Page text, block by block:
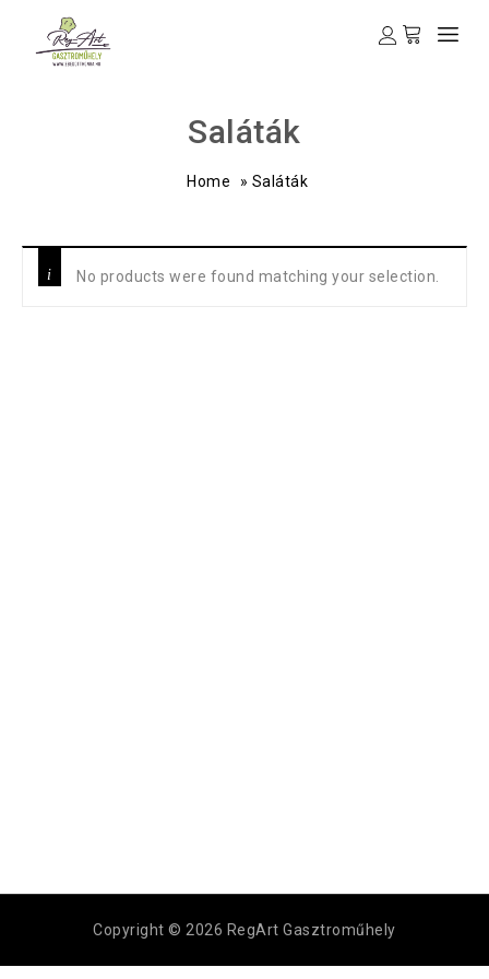
Saláták
Home » Saláták
No products were found matching your selection.
Copyright © 2026 RegArt Gasztroműhely